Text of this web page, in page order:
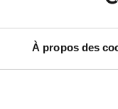
À propos des